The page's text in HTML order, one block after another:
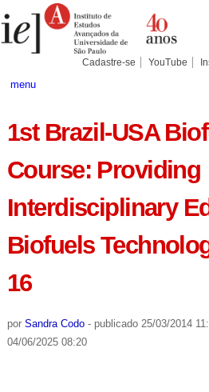
para
conteúdo.
Pessoais
Cadastre-se YouTube
menu
1st Brazil-USA
Course: Providing
Interdisciplinary
Biofuels
16
por Sandra Codo - publicado25/03/2014
04/06/2025 08:20